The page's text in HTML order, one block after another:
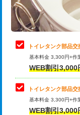
トイレタンク部品交
基本料金 3,300円+作
WEB割引
トイレタンク部品
基本料金 3,300円+作
WEB割引